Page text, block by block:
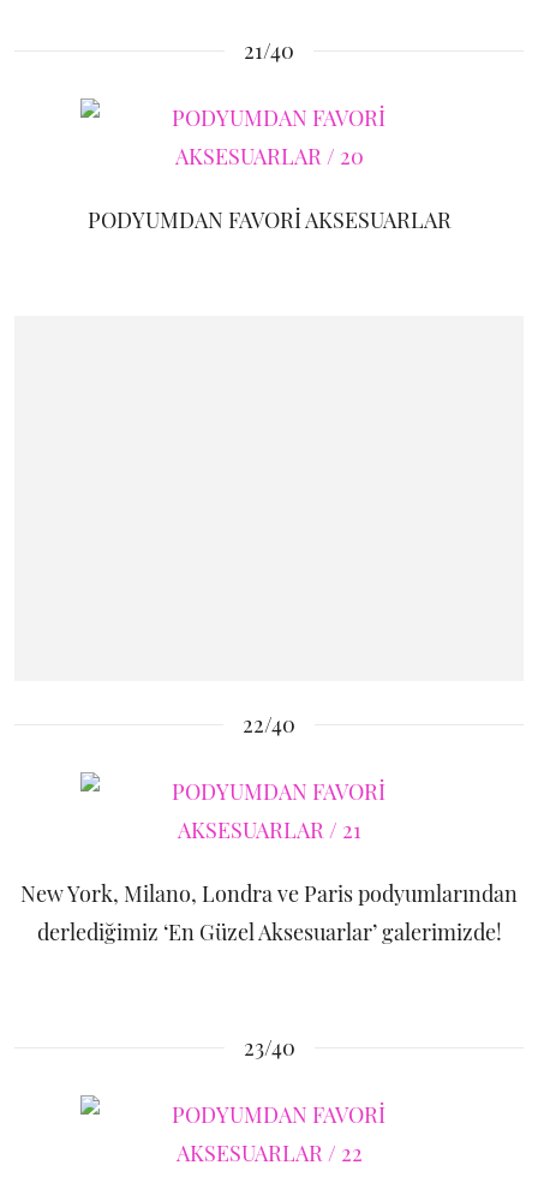
21/40
PODYUMDAN FAVORİ AKSESUARLAR
22/40
New York, Milano, Londra ve Paris podyumlarından
derlediğimiz ‘En Güzel Aksesuarlar’ galerimizde!
23/40